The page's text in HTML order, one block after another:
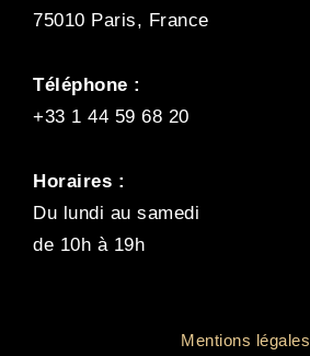
75010 Paris, France
Téléphone :
+33 1 44 59 68 20
Horaires :
Du lundi au samedi
de 10h à 19h
Mentions légales